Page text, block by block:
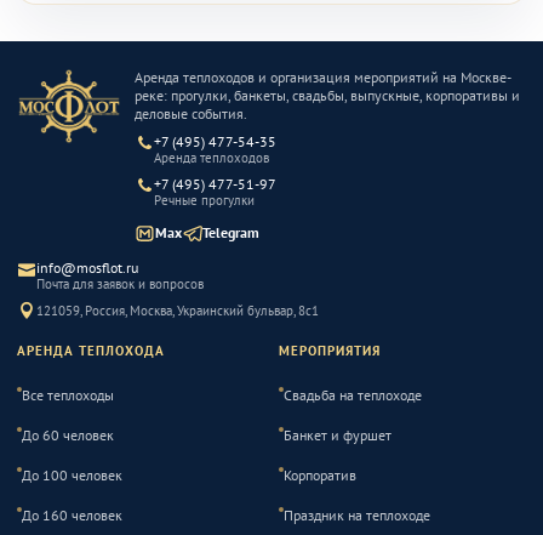
Аренда теплоходов и организация мероприятий на Москве-
реке: прогулки, банкеты, свадьбы, выпускные, корпоративы и
деловые события.
+7 (495) 477-54-35
Аренда теплоходов
+7 (495) 477-51-97
Речные прогулки
info@mosflot.ru
Почта для заявок и вопросов
121059, Россия, Москва, Украинский бульвар, 8с1
Max Telegram
АРЕНДА ТЕПЛОХОДА
Все теплоходы
До 60 человек
До 100 человек
До 160 человек
МЕРОПРИЯТИЯ
Свадьба на теплоходе
Банкет и фуршет
Корпоратив
Праздник на теплоходе